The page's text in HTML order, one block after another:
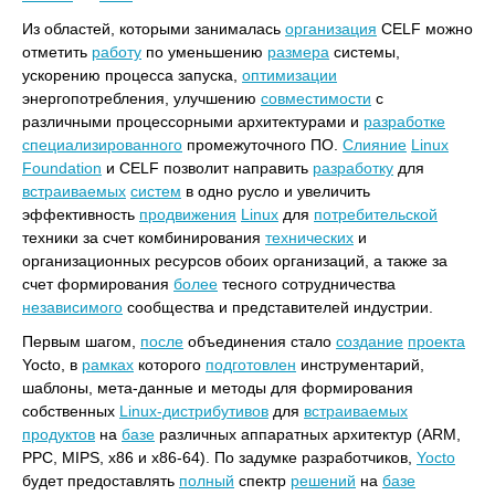
Из областей, которыми занималась организация CELF можно
отметить работу по уменьшению размера системы,
ускорению процесса запуска, оптимизации
энергопотребления, улучшению совместимости с
различными процессорными архитектурами и разработке
специализированного промежуточного ПО. Слияние Linux
Foundation и CELF позволит направить разработку для
встраиваемых систем в одно русло и увеличить
эффективность продвижения Linux для потребительской
техники за счет комбинирования технических и
организационных ресурсов обоих организаций, а также за
счет формирования более тесного сотрудничества
независимого сообщества и представителей индустрии.
Первым шагом, после объединения стало создание проекта
Yocto, в рамках которого подготовлен инструментарий,
шаблоны, мета-данные и методы для формирования
собственных Linux-дистрибутивов для встраиваемых
продуктов на базе различных аппаратных архитектур (ARM,
PPC, MIPS, x86 и x86-64). По задумке разработчиков, Yocto
будет предоставлять полный спектр решений на базе